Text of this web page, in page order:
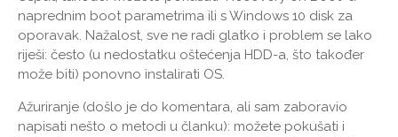
naprednim boot parametrima ili s Windows 10 disk za
oporavak. Nažalost, sve ne radi glatko i problem se lako
riješi: često (u nedostatku oštećenja HDD-a, što također
može biti) ponovno instalirati OS.
Ažuriranje (došlo je do komentara, ali sam zaboravio
napisati nešto o metodi u članku): možete pokušati i